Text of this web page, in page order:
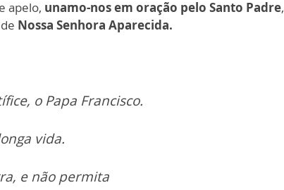
apelo, unamo-nos em oração pelo Santo Padre,
Nossa Senhora Aparecida.
o Papa Francisco.
vida.
e não permita